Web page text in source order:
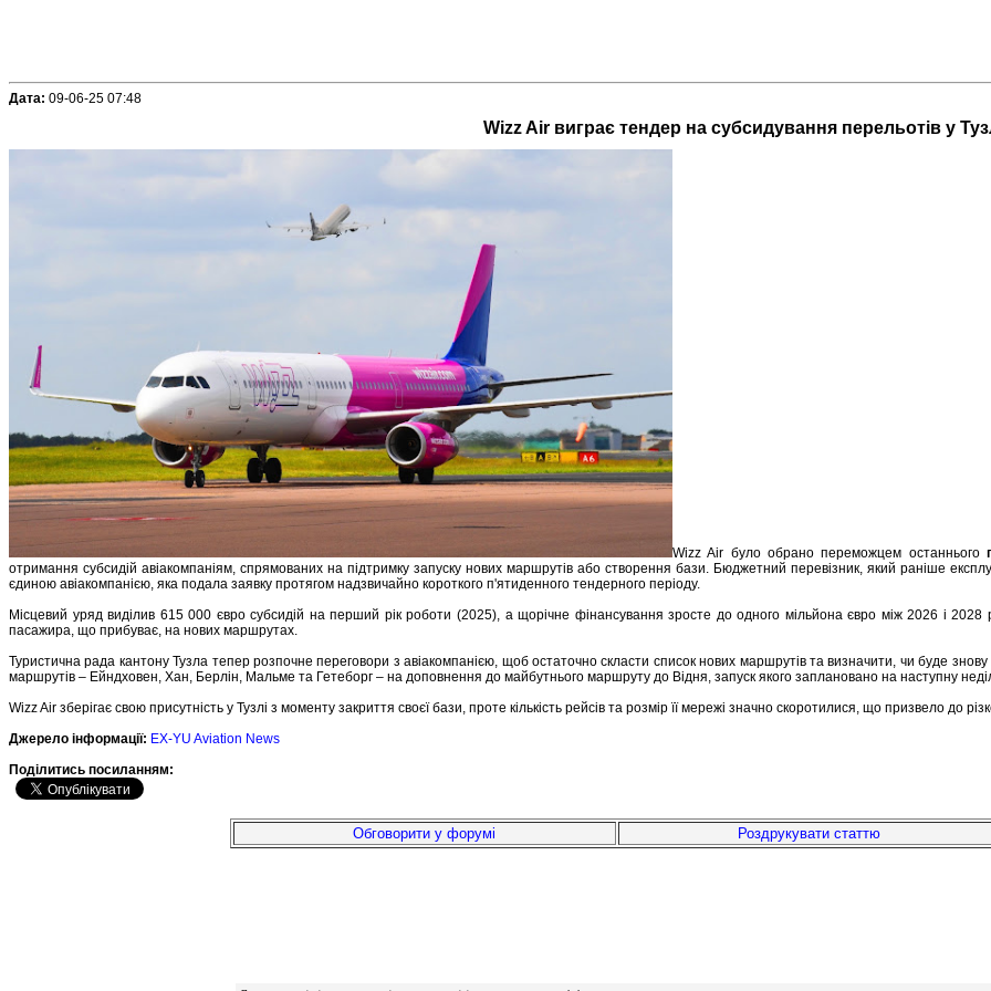
Дата: 09-06-25 07:48
Wizz Air виграє тендер на субсидування перельотів у
Wizz Air було обрано переможцем останнього
отримання субсидій авіакомпаніям, спрямованих на підтримку запуску нових маршрутів або створення бази. Бюджетний перевізник, який раніше
єдиною авіакомпанією, яка подала заявку протягом надзвичайно короткого п'ятиденного тендерного періоду.
Місцевий уряд виділив 615 000 євро субсидій на перший рік роботи (2025), а щорічне фінансування зросте до одного мільйона євро між 2026 і
пасажира, що прибуває, на нових маршрутах.
Туристична рада кантону Тузла тепер розпочне переговори з авіакомпанією, щоб остаточно скласти список нових маршрутів та визначити, чи буде
маршрутів – Ейндховен, Хан, Берлін, Мальме та Гетеборг – на доповнення до майбутнього маршруту до Відня, запуск якого заплановано на наступну
Wizz Air зберігає свою присутність у Тузлі з моменту закриття своєї бази, проте кількість рейсів та розмір її мережі значно скоротилися, що призвело до
Джерело інформації: EX-YU Aviation News
Подiлитись посиланням:
Обговорити у форумі Роздрукувати статтю